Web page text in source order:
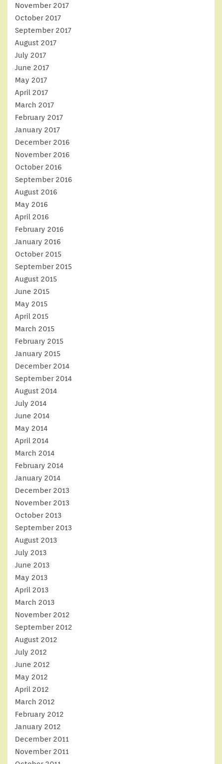
November 2017
October 2017
September 2017
August 2017
July 2017
June 2017
May 2017
April 2017
March 2017
February 2017
January 2017
December 2016
November 2016
October 2016
September 2016
August 2016
May 2016
April 2016
February 2016
January 2016
October 2015
September 2015
August 2015
June 2015
May 2015
April 2015
March 2015
February 2015
January 2015
December 2014
September 2014
August 2014
July 2014
June 2014
May 2014
April 2014
March 2014
February 2014
January 2014
December 2013
November 2013
October 2013
September 2013
August 2013
July 2013
June 2013
May 2013
April 2013
March 2013
November 2012
September 2012
August 2012
July 2012
June 2012
May 2012
April 2012
March 2012
February 2012
January 2012
December 2011
November 2011